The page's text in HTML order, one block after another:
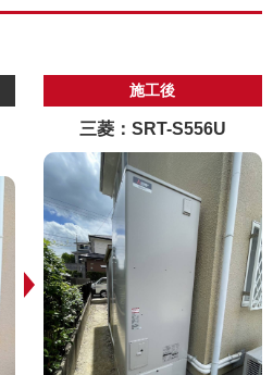
施工後
三菱：SRT-S556U